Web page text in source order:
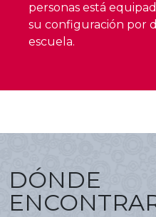
personas está
su configuración por
escuela.
DÓNDE